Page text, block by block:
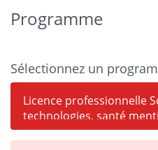
Programme
Sélectionnez un
Licence professionnelle
technologies, santé
l'énergie, électricité,